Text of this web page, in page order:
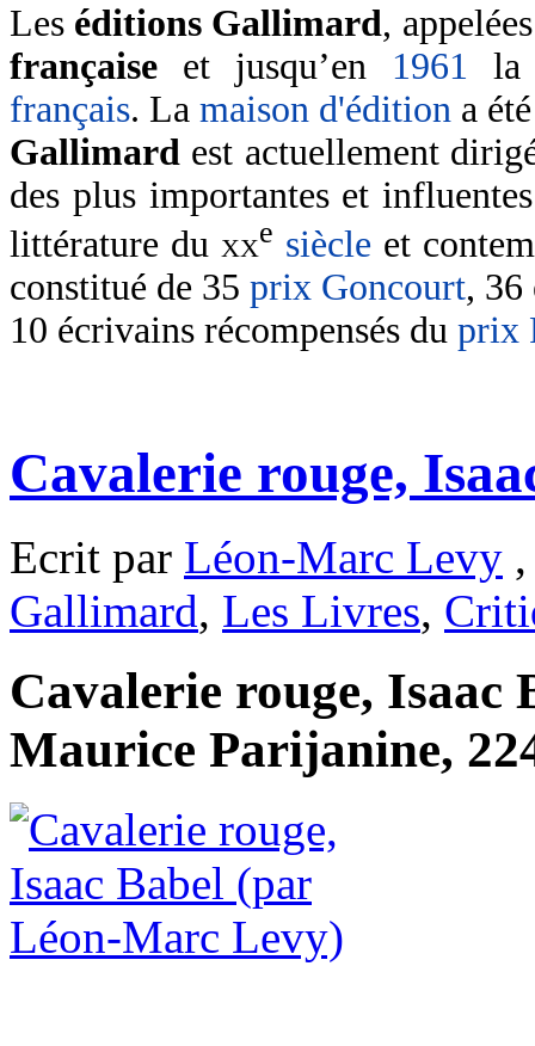
Les éditions Gallimard,
française et jusqu’en 1961
français. Lamaison d'édition a
Gallimard est actuellement
des plus importantes et
littérature du xxe siècle et
constitué de 35 prix Goncourt,
10 écrivains récompensés du prix
Cavalerie rouge,
Ecrit par Léon-Marc Levy
Gallimard, Les Livres,
Cavalerie rouge, Isaac
Maurice Parijanine,